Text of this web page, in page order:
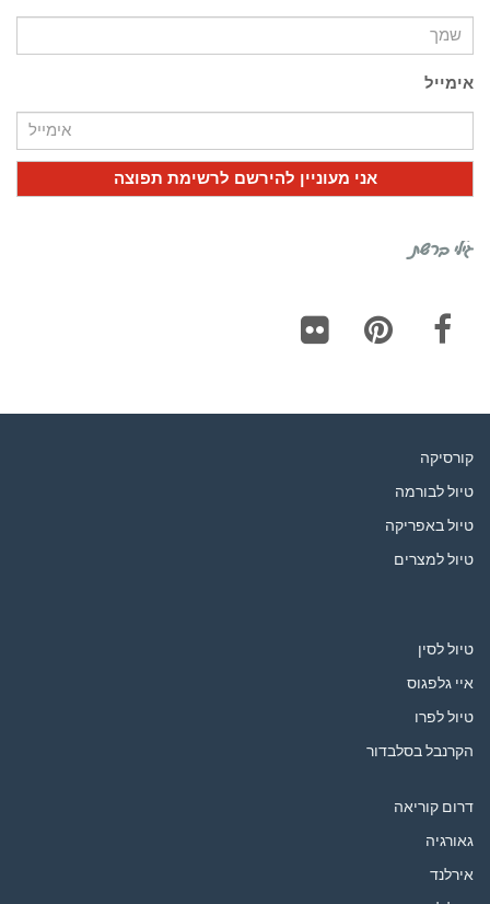
אימייל
גילי ברשת
קורסיקה
טיול לבורמה
טיול באפריקה
טיול למצרים
טיול לסין
איי גלפגוס
טיול לפרו
הקרנבל בסלבדור
דרום קוריאה
גאורגיה
אירלנד